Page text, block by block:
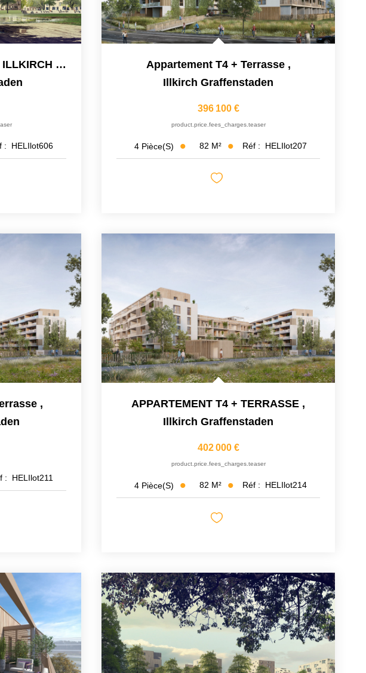
CONSTRUCTION NEUVE A ILLKIRCH - QUARTIER LES PRAIRIES DU...
: HELIlot606
Appartement T4 + Terrasse ,
Illkirch Graffenstaden
396 100 €
product.price.fees_charges.teaser
4 Pièce(s) 82 M² Réf : HELIlot207
,
: HELIlot211
APPARTEMENT T4 + TERRASSE ,
Illkirch Graffenstaden
402 000 €
product.price.fees_charges.teaser
4 Pièce(s) 82 M² Réf : HELIlot214